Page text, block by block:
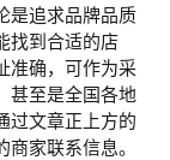
是追求品牌品质
找到合适的店
准确，可作为采
甚至是全国各地
过文章正上方的
家联系信息。